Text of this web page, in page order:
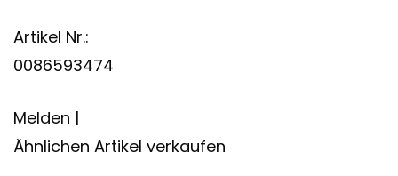
Artikel Nr.:
0086593474
Melden |
Ähnlichen Artikel verkaufen